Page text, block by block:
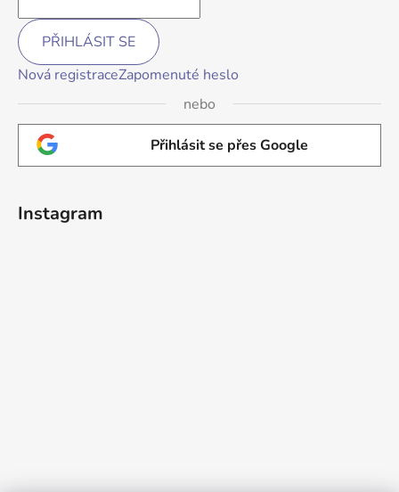
PŘIHLÁSIT SE
Nová registraceZapomenuté heslo
nebo
Přihlásit se přes Google
Instagram